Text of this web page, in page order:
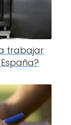
trabajar